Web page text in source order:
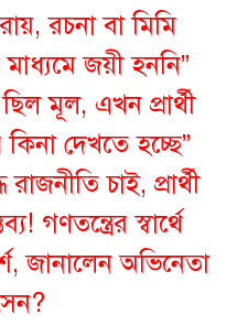
রচনা বা মিমি
জয়ী হননি”
মূল, এখন প্রার্থী
কিনা দেখতে হচ্ছে”
চাই, প্রার্থী
গণতন্ত্রের স্বার্থে
জানালেন অভিনেতা